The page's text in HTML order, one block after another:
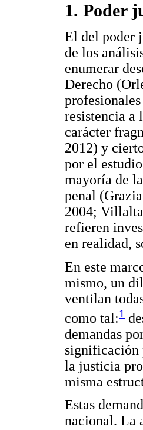
1. Poder
El del poder
de los
enumerar
Derecho
resistencia a
carácter
2012) y
por el
mayoría de
penal
2004;
refieren
en realidad,
En este
mismo, un
ventilan
como tal:1
demandas
significación
la justicia
misma
Estas
nacional. La